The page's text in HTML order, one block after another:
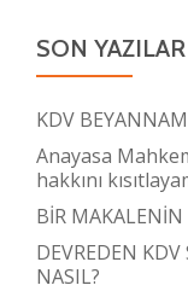
SON YAZILAR
KDV
Anayasa
hakkını
BİR
DEVREDEN
NASIL?